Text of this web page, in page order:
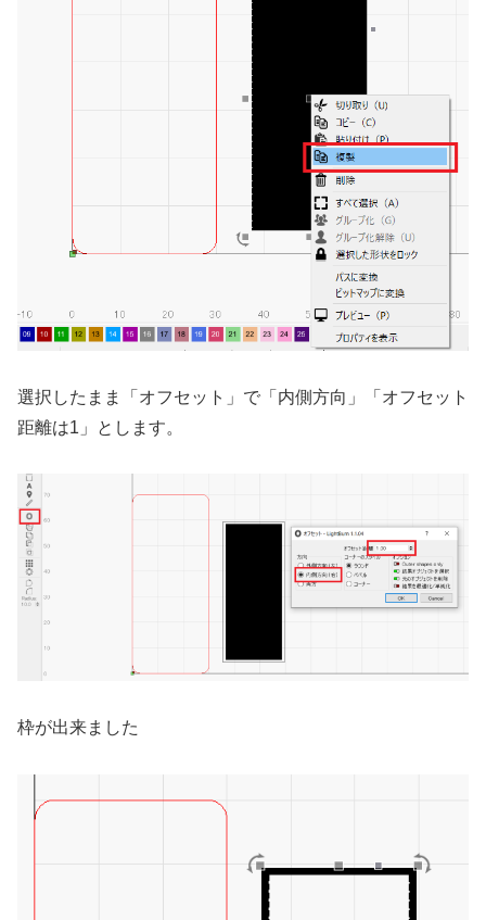
選択したまま「オフセット」で「内側方向」「オフセット
距離は1」とします。
枠が出来ました